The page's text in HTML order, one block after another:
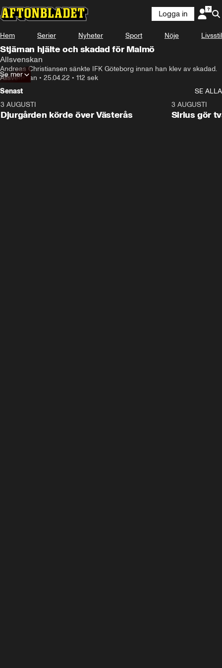
Logga in
Hem Serier Nyheter Sport Nöje Livsstil
Stjärnan hjälte och skadad för Malmö
Allsvenskan
Andreas Christiansen sänkte IFK Göteborg innan han klev av skadad.
Allsvenskan • 25.04.22 • 112 sek
Se mer
Senast
SE ALLA
3 AUGUSTI
Djurgården körde över Västerås
3 AUGUSTI
Sirius gör